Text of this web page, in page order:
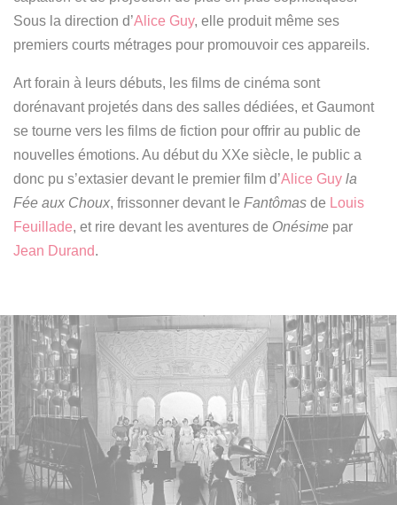
Sous la direction d’Alice Guy, elle produit même ses
premiers courts métrages pour promouvoir ces appareils.
Art forain à leurs débuts, les films de cinéma sont
dorénavant projetés dans des salles dédiées, et Gaumont
se tourne vers les films de fiction pour offrir au public de
nouvelles émotions. Au début du XXe siècle, le public a
donc pu s’extasier devant le premier film d’Alice Guy la
Fée aux Choux, frissonner devant le Fantômas de Louis
Feuillade, et rire devant les aventures de Onésime par
Jean Durand.